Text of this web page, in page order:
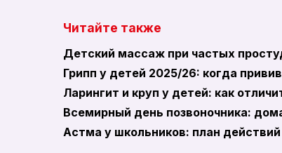
Читайте также
Детский массаж при частых
Грипп у детей 2025/26: когда
Ларингит и круп у детей: как
Всемирный день позвоночника:
Астма у школьников: план